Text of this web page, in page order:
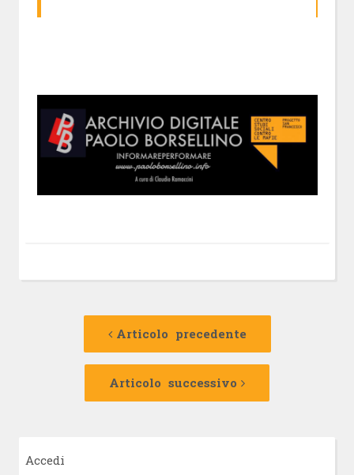
Navigazione
Articolo precedente
Articolo
Articolo successivo
Articolo
Accedi